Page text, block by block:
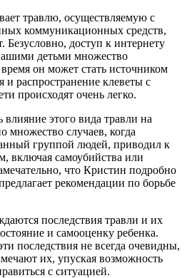
травлю, осуществляемую с
коммуникационных средств,
Безусловно, доступ к интернету
детьми множество
он может стать источником
и распространение клеветы с
происходят очень легко.
влияние этого вида травли на
множество случаев, когда
группой людей, приводил к
включая самоубийства или
что Кристин подробно
рекомендации по борьбе
последствия травли и их
и самооценку ребенка.
последствия не всегда очевидны,
их, упуская возможность
с ситуацией.